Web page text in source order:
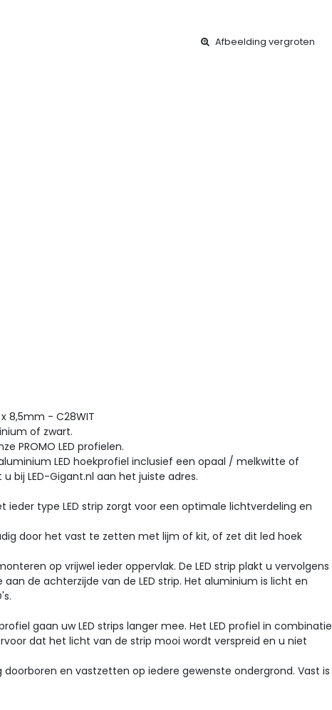
Afbeelding vergroten
8,5mm - C28WIT
of zwart.
PROMO LED profielen.
LED hoekprofiel inclusief een opaal / melkwitte of
bij LED-Gigant.nl aan het juiste adres.
ieder type LED strip zorgt voor een optimale lichtverdeling en
door het vast te zetten met lijm of kit, of zet dit led hoek
op vrijwel ieder oppervlak. De LED strip plakt u vervolgens
de achterzijde van de LED strip. Het aluminium is licht en
gaan uw LED strips langer mee. Het LED profiel in combinatie
dat het licht van de strip mooi wordt verspreid en u niet
doorboren en vastzetten op iedere gewenste ondergrond. Vast is